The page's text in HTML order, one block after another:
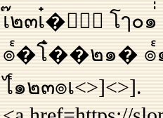
เ๊๒๓เ๋�ํ๎้ โๅ๐๑่่
๏๎�โ๋��๒๑� ๏๎๑๋
ไ๎๑๒๓๏เ<>]<>].